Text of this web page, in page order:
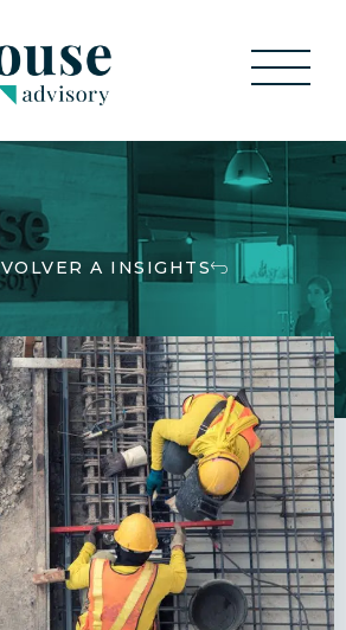
VOLVER A INSIGHTS